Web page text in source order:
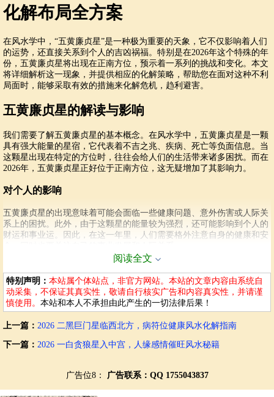
化解布局全方案
在风水学中，“五黄廉贞星”是一种极为重要的天象，它不仅影响着人们
的运势，还直接关系到个人的吉凶祸福。特别是在2026年这个特殊的年
份，五黄廉贞星将出现在正南方位，预示着一系列的挑战和变化。本文
将详细解析这一现象，并提供相应的化解策略，帮助您在面对这种不利
局面时，能够采取有效的措施来化解危机，趋利避害。
五黄廉贞星的解读与影响
我们需要了解五黄廉贞星的基本概念。在风水学中，五黄廉贞星是一颗
具有强大能量的星宿，它代表着不吉之兆、疾病、死亡等负面信息。当
这颗星出现在特定的方位时，往往会给人们的生活带来诸多困扰。而在
2026年，五黄廉贞星正好位于正南方位，这无疑增加了其影响力。
对个人的影响
五黄廉贞星的出现意味着可能会面临一些健康问题、意外伤害或人际关
系上的困扰。此外，由于这颗星的能量较为强烈，还可能影响到个人的
财运和事业运。因此，在这一年里，人们需要格外注意自身的健康和安
对于家庭来说，五黄廉贞星的出现同样会带来不小的挑战。家庭成员可
能会因为各种原因而产生矛盾和冲突，导致家庭生活不和谐。此外，家
中的老人和孩子也可能会受到负面影响，出现健康问题或学业上的问
题。因此，家庭成员需要共同努力，化解这些不利影响，维护家庭的和
阅读全文
特别声明： 本站属个体站点，非官方网站。本站的文章内容由系统自
动采集，不保证其真实性，敬请自行核实广告和内容真实性，并请谨
慎使用。 本站和本人不承担由此产生的一切法律后果！
上一篇： 2026 二黑巨门星临西北方，病符位健康风水化解指南
下一篇： 2026 一白贪狼星入中宫，人缘感情催旺风水秘籍
广告位8： 广告联系：QQ 1755043837